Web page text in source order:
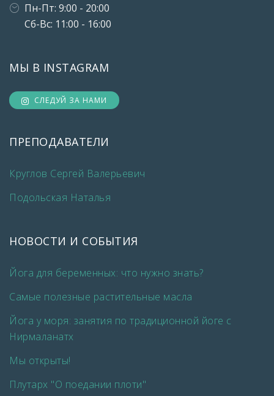
Пн-Пт: 9:00 - 20:00
Сб-Вс: 11:00 - 16:00
МЫ В INSTAGRAM
СЛЕДУЙ ЗА НАМИ
ПРЕПОДАВАТЕЛИ
Круглов Сергей Валерьевич
Подольская Наталья
НОВОСТИ И СОБЫТИЯ
Йога для беременных: что нужно знать?
Самые полезные растительные масла
Йога у моря: занятия по традиционной йоге с
Нирмаланатх
Мы открыты!
Плутарх "О поедании плоти"